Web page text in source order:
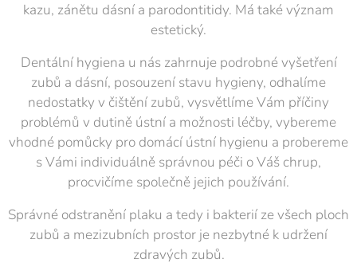
kazu, zánětu dásní a parodontitidy. Má také význam
estetický.
Dentální hygiena u nás zahrnuje podrobné vyšetření
zubů a dásní, posouzení stavu hygieny, odhalíme
nedostatky v čištění zubů, vysvětlíme Vám příčiny
problémů v dutině ústní a možnosti léčby, vybereme
vhodné pomůcky pro domácí ústní hygienu a probereme
s Vámi individuálně správnou péči o Váš chrup,
procvičíme společně jejich používání.
Správné odstranění plaku a tedy i bakterií ze všech ploch
zubů a mezizubních prostor je nezbytné k udržení
zdravých zubů.